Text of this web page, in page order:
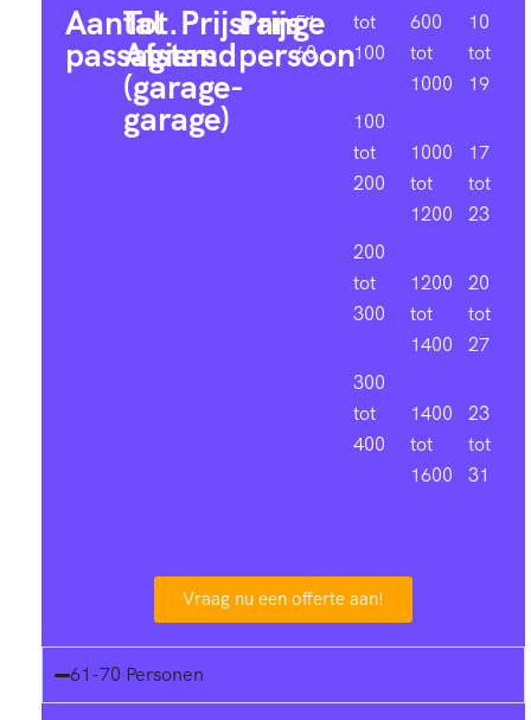
Aantal
passagiers
Tot.
Afstand
(garage-
garage)
Prijsrange
Prijs
persoon
51-
60
tot
100
100
tot
200
200
tot
300
300
tot
400
600
tot
1000
1000
tot
1200
1200
tot
1400
1400
tot
1600
10
tot
19
17
tot
23
20
tot
27
23
tot
31
Vraag nu een offerte aan!
61-70 Personen